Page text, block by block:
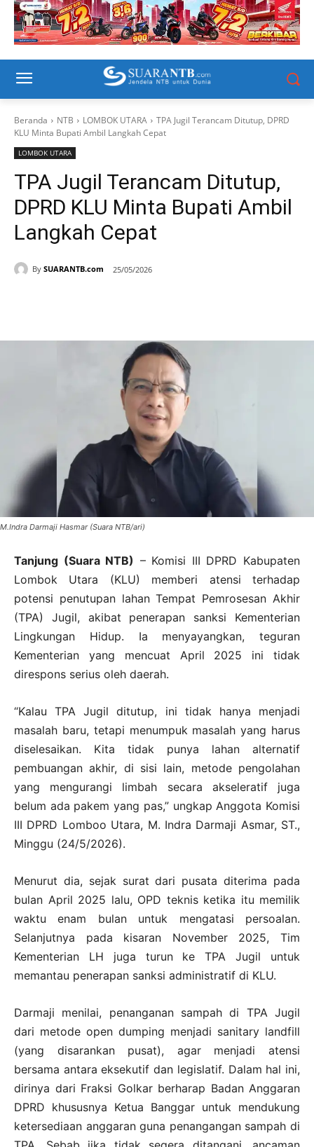
Beranda NTB LOMBOK UTARA
TPA Jugil Terancam Ditutup, DPRD
KLU Minta Bupati Ambil Langkah Cepat
LOMBOK UTARA
TPA Jugil Terancam Ditutup,
DPRD KLU Minta Bupati Ambil
Langkah Cepat
By SUARANTB.com 25/05/2026
M.Indra Darmaji Hasmar (Suara NTB/ari)
Tanjung (Suara NTB) – Komisi III DPRD Kabupaten
Lombok Utara (KLU) memberi atensi terhadap
potensi penutupan lahan Tempat Pemrosesan Akhir
(TPA) Jugil, akibat penerapan sanksi Kementerian
Lingkungan Hidup. Ia menyayangkan, teguran
Kementerian yang mencuat April 2025 ini tidak
direspons serius oleh daerah.
“Kalau TPA Jugil ditutup, ini tidak hanya menjadi
masalah baru, tetapi menumpuk masalah yang harus
diselesaikan. Kita tidak punya lahan alternatif
pembuangan akhir, di sisi lain, metode pengolahan
yang mengurangi limbah secara akseleratif juga
belum ada pakem yang pas,” ungkap Anggota Komisi
III DPRD Lomboo Utara, M. Indra Darmaji Asmar, ST.,
Minggu (24/5/2026).
Menurut dia, sejak surat dari pusata diterima pada
bulan April 2025 lalu, OPD teknis ketika itu memilik
waktu enam bulan untuk mengatasi persoalan.
Selanjutnya pada kisaran November 2025, Tim
Kementerian LH juga turun ke TPA Jugil untuk
memantau penerapan sanksi administratif di KLU.
Darmaji menilai, penanganan sampah di TPA Jugil
dari metode open dumping menjadi sanitary landfill
(yang disarankan pusat), agar menjadi atensi
bersama antara eksekutif dan legislatif. Dalam hal ini,
dirinya dari Fraksi Golkar berharap Badan Anggaran
DPRD khususnya Ketua Banggar untuk mendukung
ketersediaan anggaran guna penangangan sampah di